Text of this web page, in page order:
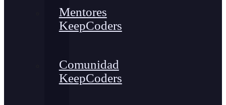
Mentores
KeepCoders
Comunidad
KeepCoders